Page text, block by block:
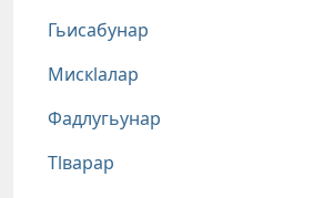
Гьисабунар
Мискlалар
Фадлугьунар
Тlварар